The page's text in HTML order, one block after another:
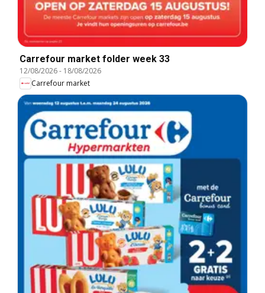
Carrefour market folder week 33
12/08/2026- 18/08/2026
Carrefour market